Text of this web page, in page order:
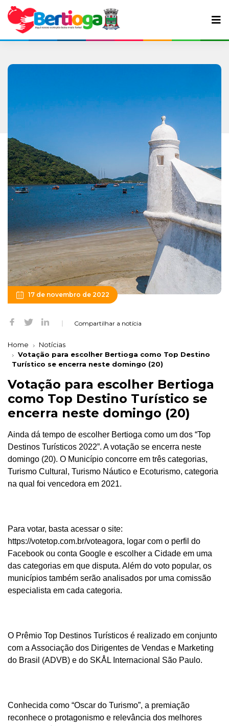
17 de novembro de 2022
Compartilhar a notícia
Home
Notícias
Votação para escolher Bertioga como Top Destino
Turístico se encerra neste domingo (20)
Votação para escolher Bertioga
como Top Destino Turístico se
encerra neste domingo (20)
Ainda dá tempo de escolher Bertioga como um dos “Top
Destinos Turísticos 2022”. A votação se encerra neste
domingo (20). O Município concorre em três categorias,
Turismo Cultural, Turismo Náutico e Ecoturismo, categoria
na qual foi vencedora em 2021.
Para votar, basta acessar o site:
https://votetop.com.br/voteagora, logar com o perfil do
Facebook ou conta Google e escolher a Cidade em uma
das categorias em que disputa. Além do voto popular, os
municípios também serão analisados por uma comissão
especialista em cada categoria.
O Prêmio Top Destinos Turísticos é realizado em conjunto
com a Associação dos Dirigentes de Vendas e Marketing
do Brasil (ADVB) e do SKÅL Internacional São Paulo.
Conhecida como “Oscar do Turismo”, a premiação
reconhece o protagonismo e relevância dos melhores